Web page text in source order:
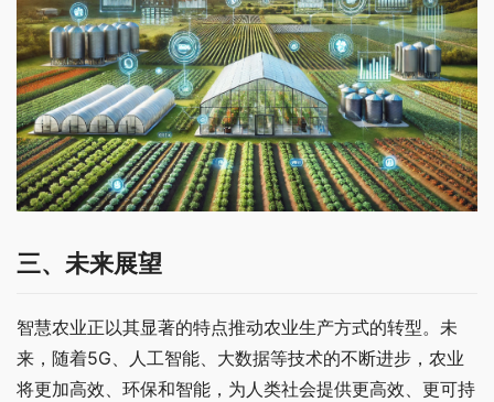
三、 未来展望
智慧农业正以其显著的特点推动农业生产方式的转型。未
来，随着5G、人工智能、大数据等技术的不断进步，农业
将更加高效、环保和智能，为人类社会提供更高效、更可持